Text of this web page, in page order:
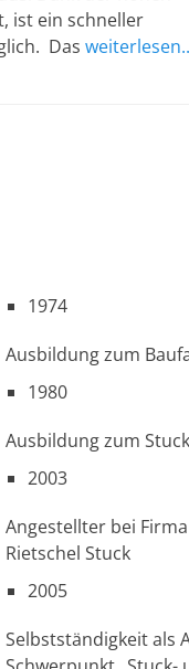
ist ein schneller
Das
1974
Ausbildung zum
1980
Ausbildung zum
2003
Angestellter bei
Rietschel Stuck
2005
Selbstständigkeit als